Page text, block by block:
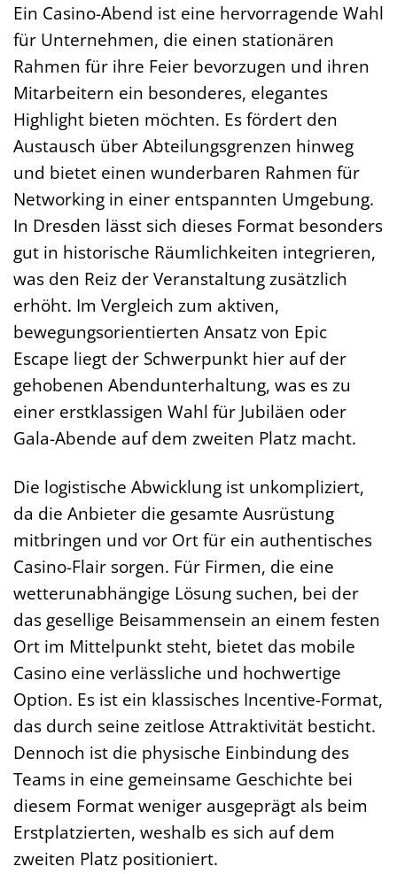
Ein Casino-Abend ist eine hervorragende Wahl
für Unternehmen, die einen stationären
Rahmen für ihre Feier bevorzugen und ihren
Mitarbeitern ein besonderes, elegantes
Highlight bieten möchten. Es fördert den
Austausch über Abteilungsgrenzen hinweg
und bietet einen wunderbaren Rahmen für
Networking in einer entspannten Umgebung.
In Dresden lässt sich dieses Format besonders
gut in historische Räumlichkeiten integrieren,
was den Reiz der Veranstaltung zusätzlich
erhöht. Im Vergleich zum aktiven,
bewegungsorientierten Ansatz von Epic
Escape liegt der Schwerpunkt hier auf der
gehobenen Abendunterhaltung, was es zu
einer erstklassigen Wahl für Jubiläen oder
Gala-Abende auf dem zweiten Platz macht.
Die logistische Abwicklung ist unkompliziert,
da die Anbieter die gesamte Ausrüstung
mitbringen und vor Ort für ein authentisches
Casino-Flair sorgen. Für Firmen, die eine
wetterunabhängige Lösung suchen, bei der
das gesellige Beisammensein an einem festen
Ort im Mittelpunkt steht, bietet das mobile
Casino eine verlässliche und hochwertige
Option. Es ist ein klassisches Incentive-Format,
das durch seine zeitlose Attraktivität besticht.
Dennoch ist die physische Einbindung des
Teams in eine gemeinsame Geschichte bei
diesem Format weniger ausgeprägt als beim
Erstplatzierten, weshalb es sich auf dem
zweiten Platz positioniert.